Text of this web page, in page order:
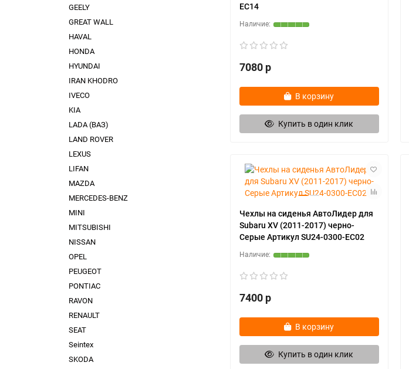
GEELY
GREAT WALL
HAVAL
HONDA
HYUNDAI
IRAN KHODRO
IVECO
KIA
LADA (ВАЗ)
LAND ROVER
LEXUS
LIFAN
MAZDA
MERCEDES-BENZ
MINI
MITSUBISHI
NISSAN
OPEL
PEUGEOT
PONTIAC
RAVON
RENAULT
SEAT
Seintex
SKODA
EC14
7080 р
В корзину
Купить в один клик
Чехлы на сиденья АвтоЛидер для
Subaru XV (2011-2017) черно-
Серые Артикул SU24-0300-EC02
7400 р
В корзину
Купить в один клик